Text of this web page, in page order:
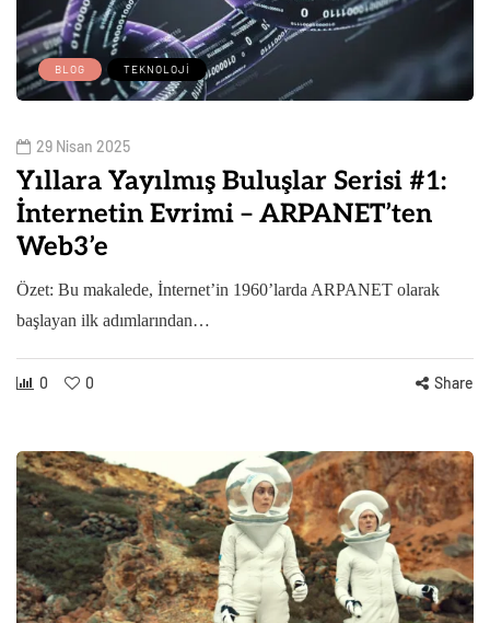
BLOG TEKNOLOJI
29 Nisan 2025
Yıllara Yayılmış Buluşlar Serisi #1:
İnternetin Evrimi – ARPANET’ten
Web3’e
Özet: Bu makalede, İnternet’in 1960’larda ARPANET olarak
başlayan ilk adımlarından…
0 0 Share